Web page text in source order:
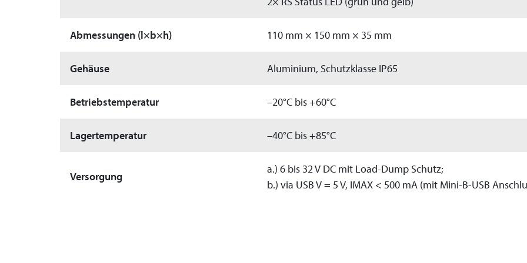
Abmessungen (l×b×h) 110 mm × 150 mm × 35 mm
Gehäuse Aluminium, Schutzklasse IP65
Betriebstemperatur –20°C bis +60°C
Lagertemperatur –40°C bis +85°C
Versorgung
a.) 6 bis 32 V DC mit Load-Dump Schutz;
b.) via USB V = 5 V, IMAX < 500 mA (mit Mini-B-USB